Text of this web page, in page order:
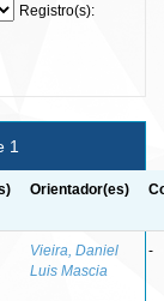
Registro(s):
1
Orientador(es)
Vieira, Daniel
Luis Mascia
-